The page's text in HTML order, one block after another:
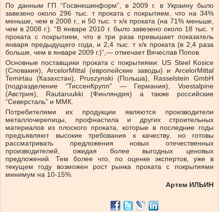
По данным ГП “Госвнешинформ”, в 2009 г. в Украину было
завезено около 296 тыс. т проката с покрытием, что на 34%
меньше, чем в 2008 г., и 50 тыс. т х/к проката (на 71% меньше,
чем в 2008 г.). “В январе 2010 г. было завезено около 18 тыс. т
проката с покрытием, что в три раза превышает показатель
января предыдущего года, и 2,4 тыс. т х/к проката (в 2,4 раза
больше, чем в январе 2009 г.)”,— отмечает Вячеслав Попов.
Основные поставщики проката с покрытиями: US Steel Kosice
(Словакия), ArcelorMittal (европейские заводы) и ArcelorMittal
Temirtau (Казахстан), Pruszynski (Польша), Rasselstein GmbH
(подразделение “ТиссенКрупп” — Германия), Voestalpine
(Австрия), Rautaruukki (Финляндия) а также российские
“Северсталь” и ММК.
Потребителями их продукции являются производители
металлочерепицы, профнастила и других строительных
материалов из плоского проката, которые в последние годы
предъявляют высокие требования к качеству, но готовы
рассматривать предложения новых отечественных
производителей, ожидая более выгодных ценовых
предложений. Тем более что, по оценке экспертов, уже в
текущем году возможен рост рынка проката с покрытиями
минимум на 10-15%.
Артем ИЛЬИН